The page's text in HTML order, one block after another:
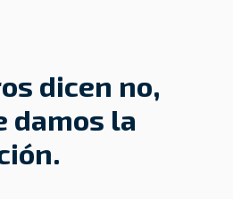
dicen no,
damos la